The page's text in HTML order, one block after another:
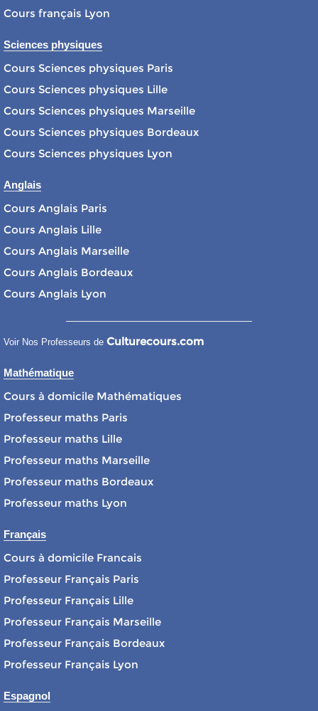
Cours français Lyon
Sciences physiques
Cours Sciences physiques Paris
Cours Sciences physiques Lille
Cours Sciences physiques Marseille
Cours Sciences physiques Bordeaux
Cours Sciences physiques Lyon
Anglais
Cours Anglais Paris
Cours Anglais Lille
Cours Anglais Marseille
Cours Anglais Bordeaux
Cours Anglais Lyon
Voir Nos Professeurs de Culturecours.com
Mathématique
Cours à domicile Mathématiques
Professeur maths Paris
Professeur maths Lille
Professeur maths Marseille
Professeur maths Bordeaux
Professeur maths Lyon
Français
Cours à domicile Francais
Professeur Français Paris
Professeur Français Lille
Professeur Français Marseille
Professeur Français Bordeaux
Professeur Français Lyon
Espagnol